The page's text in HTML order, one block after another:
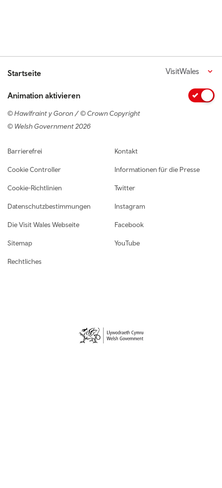
Startseite VisitWales
Animation aktivieren
© Hawlfraint y Goron / © Crown Copyright
© Welsh Government 2026
Footer navigation
Barrierefrei
Cookie Controller
Cookie-Richtlinien
Datenschutzbestimmungen
Die Visit Wales Webseite
Sitemap
Rechtliches
Kontakt
Informationen für die Presse
Twitter
Instagram
Facebook
YouTube